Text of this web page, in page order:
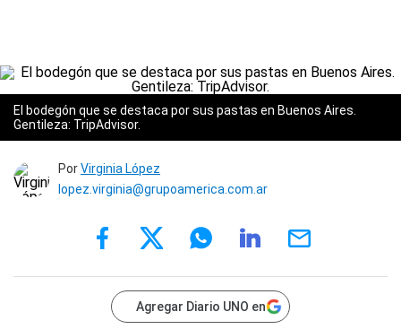
El bodegón que se destaca por sus pastas en Buenos Aires.
Gentileza: TripAdvisor.
PorVirginia López
lopez.virginia@grupoamerica.com.ar
Agregar Diario UNO en